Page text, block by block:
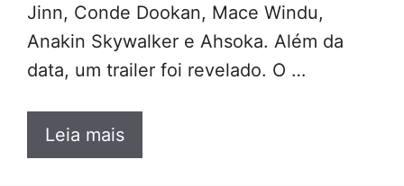
Jinn, Conde Dookan, Mace Windu,
Anakin Skywalker e Ahsoka. Além da
data, um trailer foi revelado. O …
Leia mais